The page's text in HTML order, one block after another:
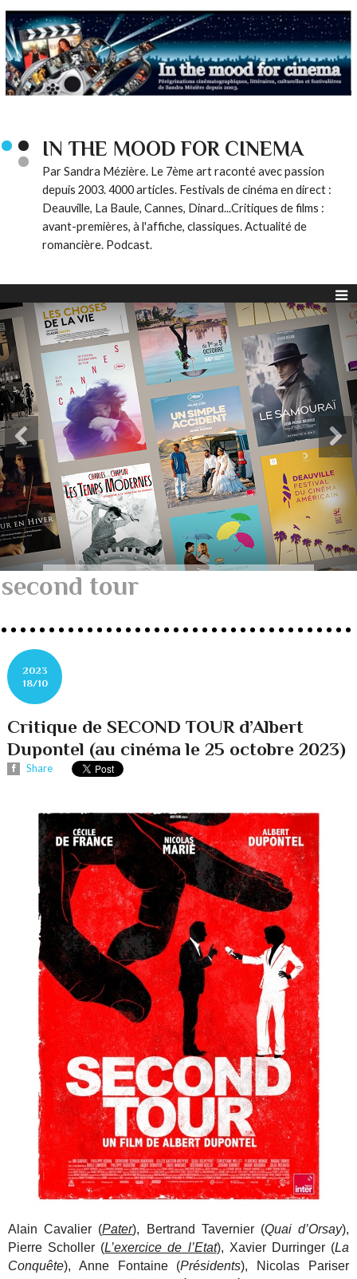
IN THE MOOD FOR CINEMA
Par Sandra Mézière. Le 7ème art raconté avec passion
depuis 2003. 4000 articles. Festivals de cinéma en direct :
Deauville, La Baule, Cannes, Dinard...Critiques de films :
avant-premières, à l'affiche, classiques. Actualité de
romancière. Podcast.
second tour
2023
18/10
Critique de SECOND TOUR d’Albert
Dupontel (au cinéma le 25 octobre 2023)
Share
Alain Cavalier (Pater), Bertrand Tavernier (Quai d’Orsay),
Pierre Scholler (L’exercice de l’Etat), Xavier Durringer (La
Conquête), Anne Fontaine (Présidents), Nicolas Pariser